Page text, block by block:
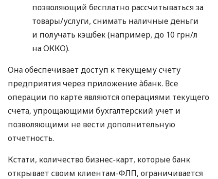
позволяющий бесплатно рассчитываться за
товары/услуги, снимать наличные деньги
и получать кэшбек (например, до 10 грн/л
на ОККО).
Она обеспечивает доступ к текущему счету
предприятия через приложение àбанк. Все
операции по карте являются операциями текущего
счета, упрощающими бухгалтерский учет и
позволяющими не вести дополнительную
отчетность.
Кстати, количество бизнес-карт, которые банк
открывает своим клиентам-ФЛП, ограничивается